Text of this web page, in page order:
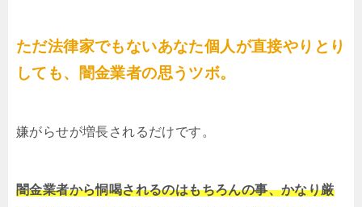
ただ法律家でもないあなた個人が直接やりとり
しても、闇金業者の思うツボ。
嫌がらせが増長されるだけです。
闇金業者から恫喝されるのはもちろんの事、かなり厳